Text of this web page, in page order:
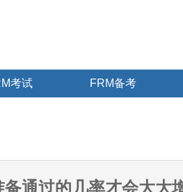
考试 FRM备考
通过的几率才会大大